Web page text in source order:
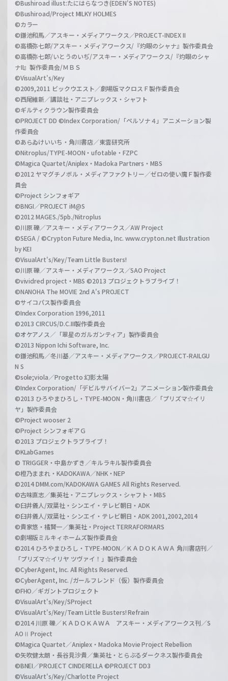
©Bushiroad illust:たにはらなつき(EDEN'S NOTES)
©Bushiroad/Project MILKY HOLMES
©カラー
©鎌池和馬／アスキー・メディアワークス／PROJECT-INDEX II
©高橋弥七郎/アスキー・メディアワークス/『灼眼のシャナ』製作委員会
©高橋弥七郎/いとうのいぢ/アスキー・メディアワークス/『灼眼のシャ
ナII』製作委員会/ＭＢＳ
©VisualArt's/Key
©2009,2011 ビックウエスト／劇場版マクロスＦ製作委員会
©西尾維新／講談社・アニプレックス・シャフト
©ギルティクラウン製作委員会
©PROJECT DD ©Index Corporation/「ペルソナ４」アニメーション製
作委員会
©あらゐけいいち・角川書店／東雲研究所
©Nitroplus/TYPE-MOON・ufotable・FZPC
©Magica Quartet/Aniplex・Madoka Partners・MBS
©2012 ヤマグチノボル・メディアファクトリー／ゼロの使い魔Ｆ製作委
員会
©Project シンフォギア
©BNGI／PROJECT iM@S
©2012 MAGES./5pb./Nitroplus
©川原 礫／アスキー・メディアワークス／AW Project
©SEGA / ©Crypton Future Media, Inc. www.crypton.net Illustration
by KEI
©VisualArt's/Key/Team Little Busters!
©川原 礫／アスキー・メディアワークス／SAO Project
©vividred project・MBS ©2013 プロジェクトラブライブ！
©NANOHA The MOVIE 2nd A's PROJECT
©サイコパス製作委員会
©Index Corporation 1996,2011
©2013 CIRCUS/D.C.III製作委員会
©オケアノス／「翠星のガルガンティア」製作委員会
©2013 Nippon Ichi Software, Inc.
©鎌池和馬／冬川基／アスキー・メディアワークス／PROJECT-RAILGU
N S
©sole;viola／Progetto 幻影太陽
©Index Corporation/「デビルサバイバー2」アニメーション製作委員会
©2013 ひろやまひろし・TYPE-MOON・角川書店／「プリズマ☆イリ
ヤ」製作委員会
©Project wooser 2
©Project シンフォギアＧ
©2013 プロジェクトラブライブ！
©KLabGames
© TRIGGER・中島かずき／キルラキル製作委員会
©橙乃ままれ・KADOKAWA／NHK・NEP
©2014 DMM.com/KADOKAWA GAMES All Rights Reserved.
©古味直志／集英社・アニプレックス・シャフト・MBS
©臼井儀人/双葉社・シンエイ・テレビ朝日・ADK
©臼井儀人/双葉社・シンエイ・テレビ朝日・ADK 2001,2002,2014
©貴家悠・橘賢一／集英社・Project TERRAFORMARS
©劇場版ミルキィホームズ製作委員会
©2014 ひろやまひろし・TYPE-MOON／ＫＡＤＯＫＡＷＡ 角川書店刊／
「プリズマ☆イリヤ ツヴァイ！」製作委員会
©CyberAgent, Inc. All Rights Reserved.
©CyberAgent, Inc. /ガールフレンド（仮）製作委員会
©FHO／ギガントプロジェクト
©VisualArt's/Key/SProject
©VisualArt's/Key/Team Little Busters! Refrain
©2014 川原 礫／ＫＡＤＯＫＡＷＡ アスキー・メディアワークス刊／S
AOⅡ Project
©Magica Quartet／Aniplex・Madoka Movie Project Rebellion
©矢吹健太朗・長谷見沙貴／集英社・とらぶるダークネス製作委員会
©BNEI／PROJECT CINDERELLA ©PROJECT DD3
©VisualArt's/Key/Charlotte Project